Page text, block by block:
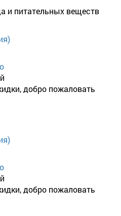
и питательных веществ
добро пожаловать
добро пожаловать